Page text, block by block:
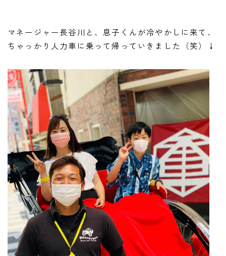
マネージャー長谷川と、息子くんが冷やかしに来て、
ちゃっかり人力車に乗って帰っていきました（笑）↓